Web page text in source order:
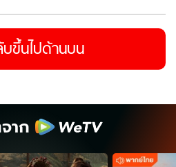
บขึ้นไปด้านบน
าก